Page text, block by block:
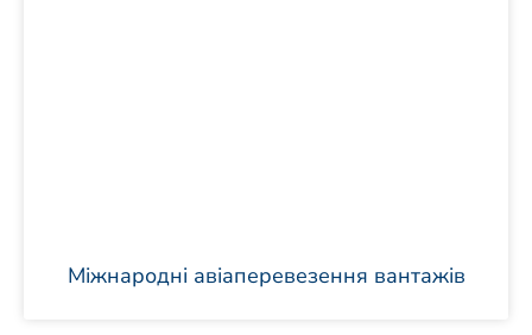
Міжнародні авіаперевезення вантажів